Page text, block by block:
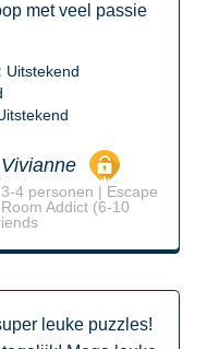
met veel passie
Uitstekend
Vivianne
3-4 personen | Escape
Room Addict (6-10
leuke puzzles!